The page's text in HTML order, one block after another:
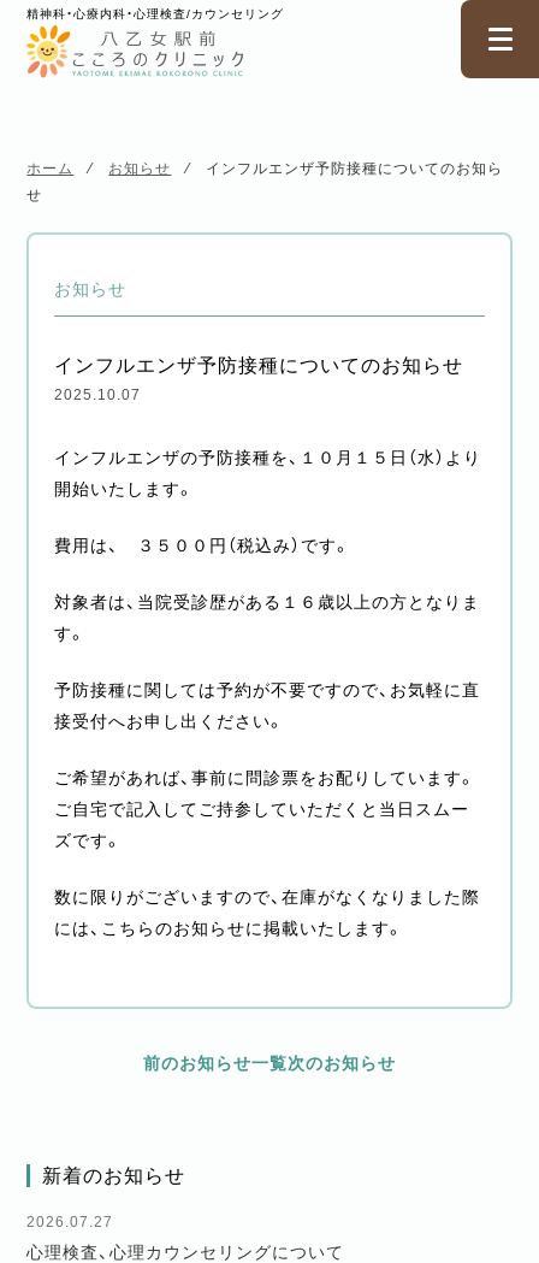
精神科・心療内科・心理検査/カウンセリング
ホーム ⁄ お知らせ ⁄ インフルエンザ予防接種についてのお知ら
せ
お知らせ
インフルエンザ予防接種についてのお知らせ
2025.10.07
インフルエンザの予防接種を、１０月１５日（水）より
開始いたします。
費用は、 ３５００円（税込み）です。
対象者は、当院受診歴がある１６歳以上の方となりま
す。
予防接種に関しては予約が不要ですので、お気軽に直
接受付へお申し出ください。
ご希望があれば、事前に問診票をお配りしています。
ご自宅で記入してご持参していただくと当日スムー
ズです。
数に限りがございますので、在庫がなくなりました際
には、こちらのお知らせに掲載いたします。
前のお知らせ一覧次のお知らせ
新着のお知らせ
2026.07.27
心理検査、心理カウンセリングについて